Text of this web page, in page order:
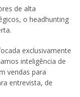
de alta
o headhunting
exclusivamente
inteligência de
vendas para
entrevista, de